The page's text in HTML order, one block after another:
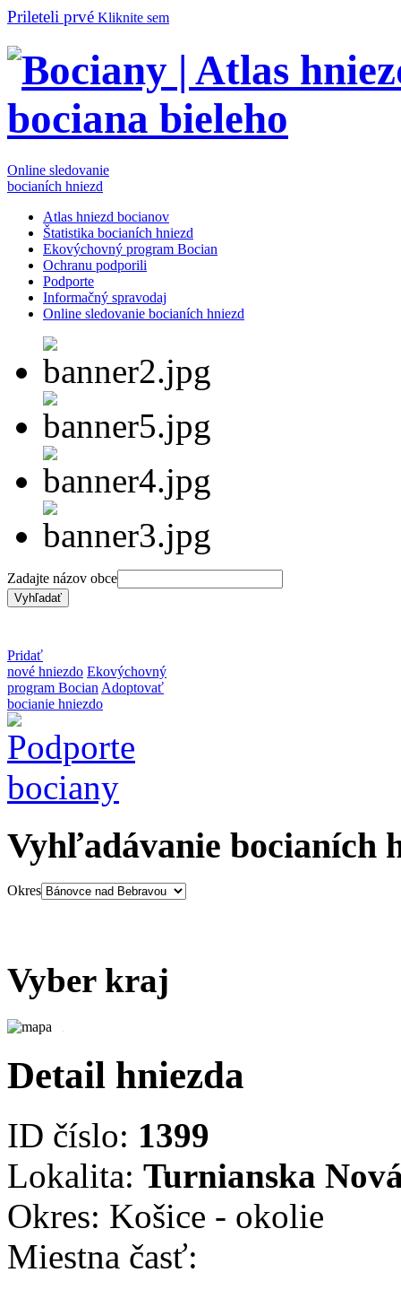
Prileteli prvé Kliknite sem
Online sledovanie
bocianích hniezd
Atlas hniezd bocianov
Štatistika bocianích hniezd
Ekovýchovný program Bocian
Ochranu podporili
Podporte
Informačný spravodaj
Online sledovanie bocianích hniezd
Zadajte názov obce
Pridať
nové hniezdo Ekovýchovný
program Bocian Adoptovať
bocianie hniezdo
Vyhľadávanie bocianích
Okres
Vyber kraj
Detail hniezda
ID číslo: 1399
Lokalita: Turnianska
Okres: Košice - okolie
Miestna časť: